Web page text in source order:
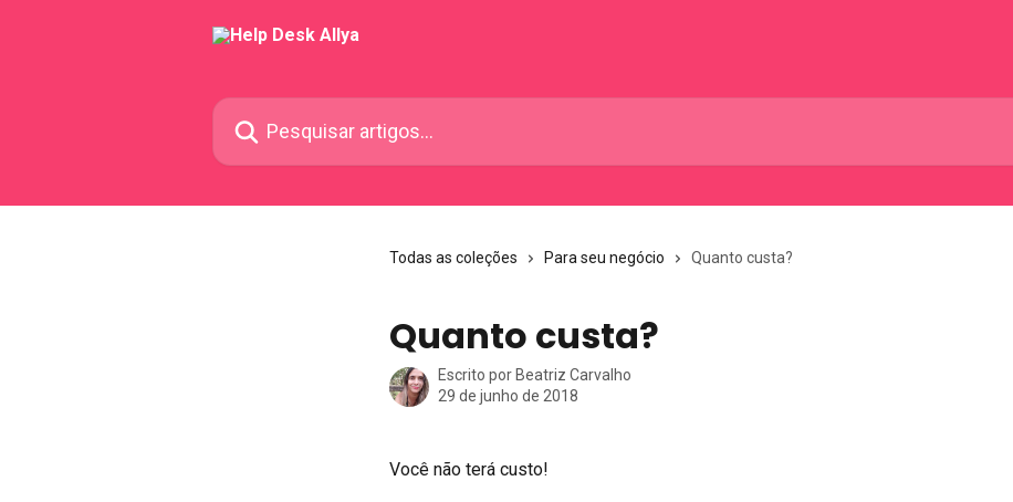
Pesquisar artigos...
Todas as coleções Para seu negócio Quanto custa?
Quanto custa?
Escrito por Beatriz Carvalho
29 de junho de 2018
Você não terá custo!